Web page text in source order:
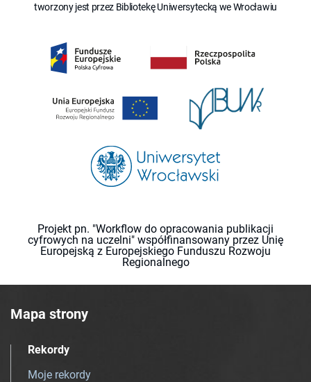
tworzony jest przez Bibliotekę Uniwersytecką we Wrocławiu
Projekt pn. "Workflow do opracowania publikacji
cyfrowych na uczelni" współfinansowany przez Unię
Europejską z Europejskiego Funduszu Rozwoju
Regionalnego
Mapa strony
Rekordy
Moje rekordy